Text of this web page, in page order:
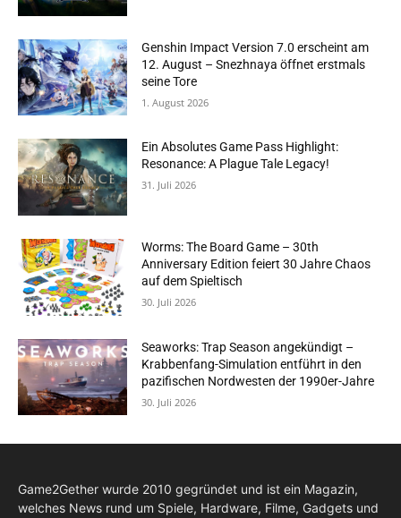
Genshin Impact Version 7.0 erscheint am
12. August – Snezhnaya öffnet erstmals
seine Tore
1. August 2026
Ein Absolutes Game Pass Highlight:
Resonance: A Plague Tale Legacy!
31. Juli 2026
Worms: The Board Game – 30th
Anniversary Edition feiert 30 Jahre Chaos
auf dem Spieltisch
30. Juli 2026
Seaworks: Trap Season angekündigt –
Krabbenfang-Simulation entführt in den
pazifischen Nordwesten der 1990er-Jahre
30. Juli 2026
Game2Gether wurde 2010 gegründet und ist ein Magazin,
welches News rund um Spiele, Hardware, Filme, Gadgets und